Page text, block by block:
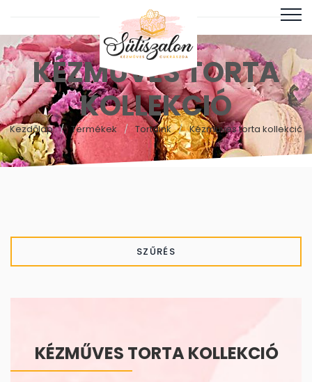
KÉZMŰVES TORTA
KOLLEKCIÓ
Kezdőlap Termékek Tortáink Kézműves torta kollekció
SZŰRÉS
KÉZMŰVES TORTA KOLLEKCIÓ